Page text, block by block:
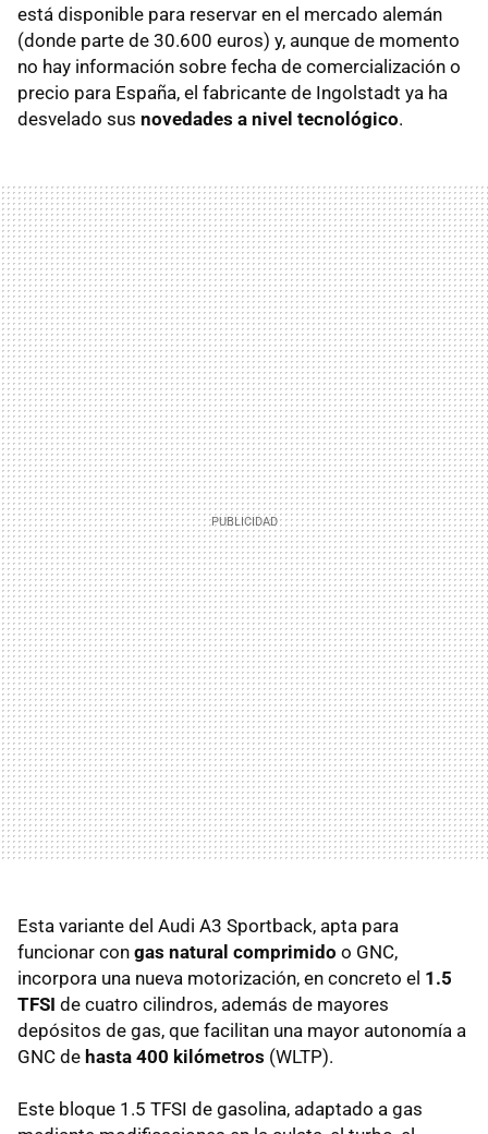
está disponible para reservar en el mercado alemán
(donde parte de 30.600 euros) y, aunque de momento
no hay información sobre fecha de comercialización o
precio para España, el fabricante de Ingolstadt ya ha
desvelado sus novedades a nivel tecnológico.
Esta variante del Audi A3 Sportback, apta para
funcionar con gas natural comprimido o GNC,
incorpora una nueva motorización, en concreto el 1.5
TFSI de cuatro cilindros, además de mayores
depósitos de gas, que facilitan una mayor autonomía a
GNC de hasta 400 kilómetros (WLTP).
Este bloque 1.5 TFSI de gasolina, adaptado a gas